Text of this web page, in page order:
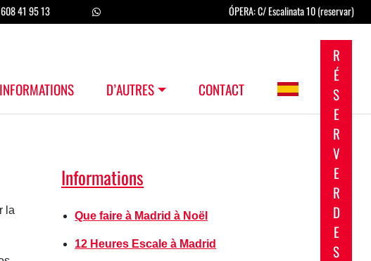
41 95 13 ÓPERA: C/ Escalinata 10 (reservar)
R
É
S
E
R
V
E
R
D
E
S
INFORMATIONS D’AUTRES CONTACT
la
Informations
Que faire à Madrid à Noël
12 Heures Escale à Madrid